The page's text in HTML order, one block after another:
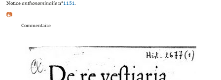
Noticeanthonominalien°1151.
📷
Commentaire